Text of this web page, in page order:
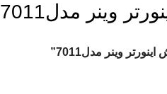
وینر مدل7011
وینر مدل7011”